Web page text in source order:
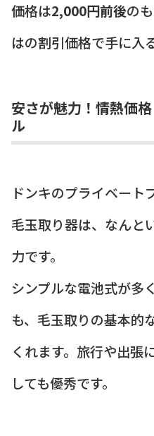
価格は2,000円前後の
はの割引価格で手に入
安さが魅力！情熱価
ル
ドンキのプライベート
毛玉取り器は、なんと
力です。
シンプルな電池式が多
も、毛玉取りの基本的
くれます。旅行や出張
しても優秀です。